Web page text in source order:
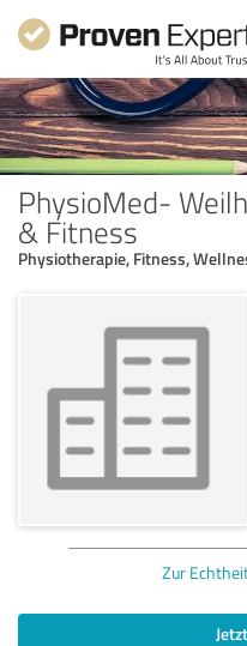
PhysioMed-
& Fitness
Physiotherapie, Fitness,
Zur